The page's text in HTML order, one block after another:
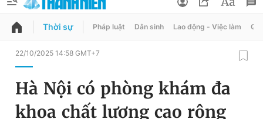
QUẢNG CÁO
Chuyên mục
Đổi mật khẩu
Thời sự Pháp luật Dân sinh Lao động - Việc làm
22/10/2025 14:58 GMT+7
Hà Nội có phòng khám đa
khoa chất lượng cao rộng